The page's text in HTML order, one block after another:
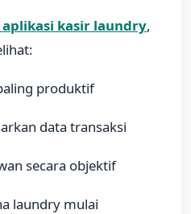
aplikasi kasir laundry,
produktif
data transaksi
secara objektif
laundry mulai